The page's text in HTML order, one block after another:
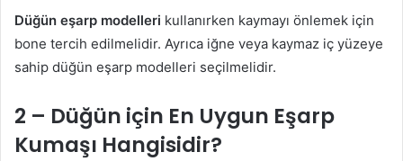
Düğün eşarp modelleri kullanırken kaymayı önlemek için
bone tercih edilmelidir. Ayrıca iğne veya kaymaz iç yüzeye
sahip düğün eşarp modelleri seçilmelidir.
2 – Düğün için En Uygun Eşarp
Kumaşı Hangisidir?